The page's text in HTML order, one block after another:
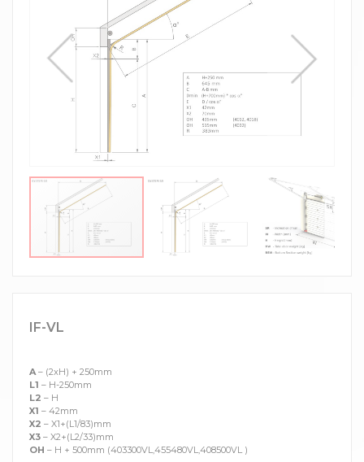
IF-VL
A – (2xH) + 250mm
L1 – H-250mm
L2 – H
X1 – 42mm
X2 – X1+(L1/83)mm
X3 – X2+(L2/33)mm
OH – H + 500mm (403300VL,455480VL,408500VL )